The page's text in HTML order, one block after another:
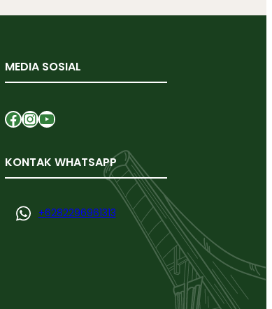
MEDIA SOSIAL
Facebook
Instagram
YouTube
KONTAK WHATSAPP
+6282296961313